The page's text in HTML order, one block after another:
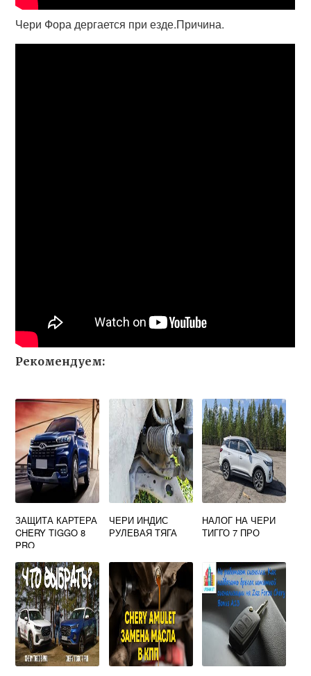
Чери Фора дергается при езде.Причина.
Рекомендуем:
ЗАЩИТА КАРТЕРА
CHERY TIGGO 8
PRO
ЧЕРИ ИНДИС
РУЛЕВАЯ ТЯГА
НАЛОГ НА ЧЕРИ
ТИГГО 7 ПРО